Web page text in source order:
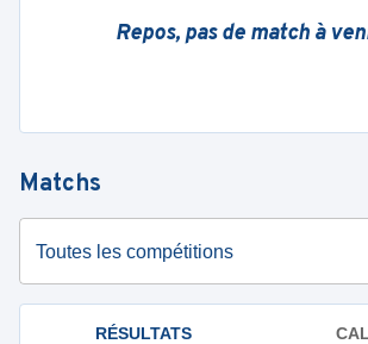
Repos, pas de match à
Matchs
Toutes les compétitions
RÉSULTATS